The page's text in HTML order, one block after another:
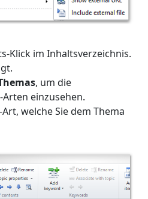
Klick im Inhaltsverzeichnis.
, um die
einzusehen.
welche Sie dem Thema